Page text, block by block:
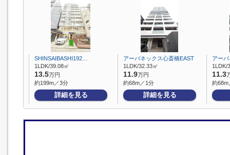
SHINSAIBASHI192…
1LDK/39.08㎡
13.5万円
約199m／3分
詳細を見る
アーバネックス心斎橋EAST
1LDK/32.33㎡
11.9万円
約68m／1分
詳細を見る
アー
1LDK/
11.3
約68m